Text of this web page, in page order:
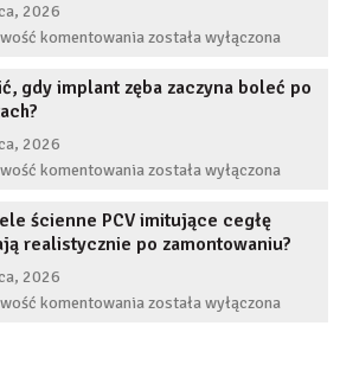
implantem?
przed
komornikiem?
2026
komentowaniaJak
wykorzystują
żeby
zwiększyć
wiarygodność
produktu?
została wyłączona
gdy implant zęba zaczyna boleć po
2026
komentowaniaCo
gdy
implant
zaczyna
została wyłączona
ścienne PCV imitujące cegłę
realistycznie po zamontowaniu?
2026
komentowaniaCzy
została wyłączona